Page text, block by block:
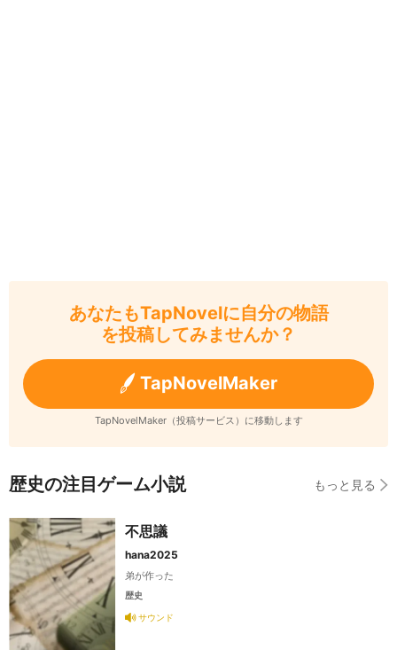
あなたもTapNovelに自分の物語
を投稿してみませんか？
TapNovelMaker
TapNovelMaker（投稿サービス）に移動します
歴史の注目ゲーム小説 もっと見る
不思議
hana2025
弟が作った
歴史
サウンド